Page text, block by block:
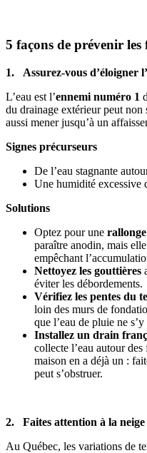
5 façons de prévenir
1. Assurez-vous d’éloigner
L’eau est l’ennemi numéro 1
du drainage extérieur peut non
aussi mener jusqu’à un
Signes précurseurs
De l’eau stagnante
Une humidité excessive
Solutions
Optez pour une rallonge
paraître anodin, mais
empêchant
Nettoyez les gouttières
éviter les débordements.
Vérifiez les pentes du
loin des murs de
que l’eau de pluie ne
Installez un drain
collecte l’eau autour
maison en a déjà un :
peut s’obstruer.
2. Faites attention à la
Au Québec, les variations de